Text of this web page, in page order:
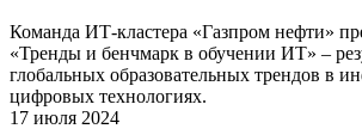
Команда ИТ-кластера «Газпром нефти»
«Тренды и бенчмарк в обучении ИТ» –
глобальных образовательных трендов в
цифровых технологиях.
17 июля 2024